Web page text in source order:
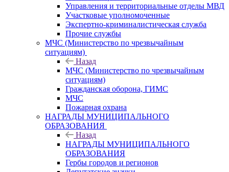
Управления и территориальные отделы МВД
Участковые уполномоченные
Экспертно-криминалистическая служба
Прочие службы
МЧС (Министерство по чрезвычайным
ситуациям)
Назад
МЧС (Министерство по чрезвычайным
ситуациям)
Гражданская оборона, ГИМС
МЧС
Пожарная охрана
НАГРАДЫ МУНИЦИПАЛЬНОГО
ОБРАЗОВАНИЯ
Назад
НАГРАДЫ МУНИЦИПАЛЬНОГО
ОБРАЗОВАНИЯ
Гербы городов и регионов